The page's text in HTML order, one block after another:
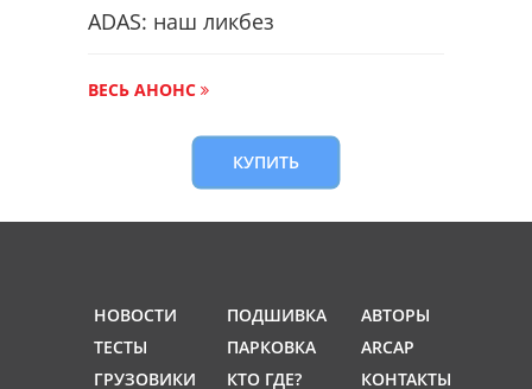
ADAS: наш ликбез
ВЕСЬ АНОНС
КУПИТЬ
НОВОСТИ
ТЕСТЫ
ГРУЗОВИКИ
ПОДШИВКА
ПАРКОВКА
КТО ГДЕ?
АВТОРЫ
ARCAP
КОНТАКТЫ